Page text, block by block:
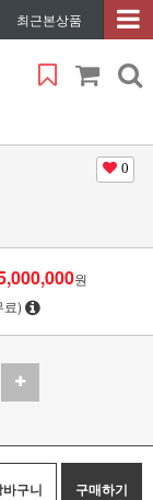
최근본상품
0
원
료)
바구니 구매하기